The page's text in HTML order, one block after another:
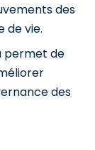
des
de vie.
permet de
des